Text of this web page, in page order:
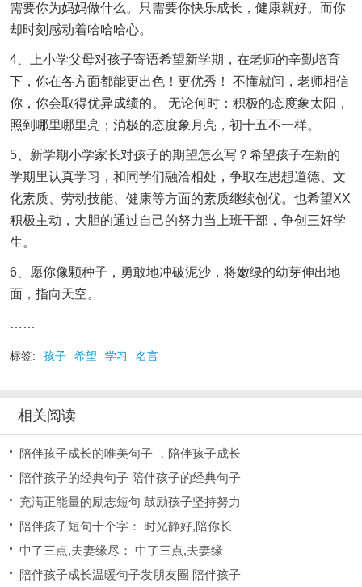
需要你为妈妈做什么。只需要你快乐成长，健康就好。而你
却时刻感动着哈哈哈心。
4、上小学父母对孩子寄语希望新学期，在老师的辛勤培育
下，你在各方面都能更出色！更优秀！ 不懂就问，老师相信
你，你会取得优异成绩的。 无论何时：积极的态度象太阳，
照到哪里哪里亮；消极的态度象月亮，初十五不一样。
5、新学期小学家长对孩子的期望怎么写？希望孩子在新的
学期里认真学习，和同学们融洽相处，争取在思想道德、文
化素质、劳动技能、健康等方面的素质继续创优。也希望XX
积极主动，大胆的通过自己的努力当上班干部，争创三好学
生。
6、愿你像颗种子，勇敢地冲破泥沙，将嫩绿的幼芽伸出地
面，指向天空。
……
标签: 孩子 希望 学习 名言
相关阅读
陪伴孩子成长的唯美句子 ，陪伴孩子成长
陪伴孩子的经典句子 陪伴孩子的经典句子
充满正能量的励志短句 鼓励孩子坚持努力
陪伴孩子短句十个字： 时光静好,陪你长
中了三点,夫妻缘尽： 中了三点,夫妻缘
陪伴孩子成长温暖句子发朋友圈 陪伴孩子